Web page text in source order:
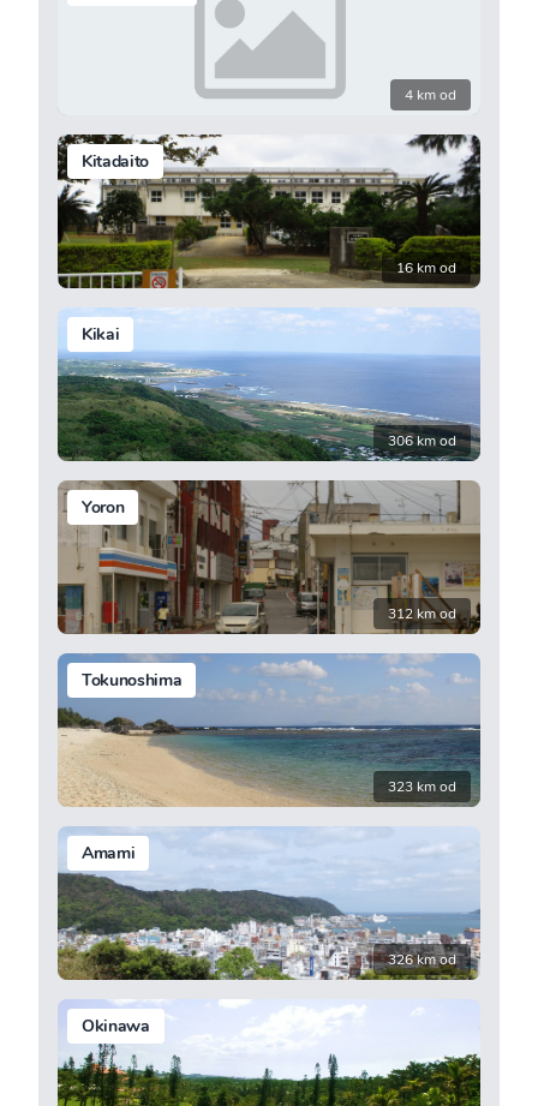
4 km od
Kitadaito
16 km od
Kikai
306 km od
Yoron
312 km od
Tokunoshima
323 km od
Amami
326 km od
Okinawa